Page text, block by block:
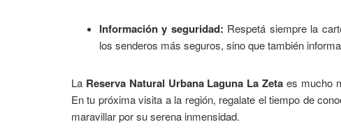
Información y seguridad: Respetá siempre la
los senderos más seguros, sino que también
La Reserva Natural Urbana Laguna La Zeta es mucho
En tu próxima visita a la región, regalate el tiempo de
maravillar por su serena inmensidad.